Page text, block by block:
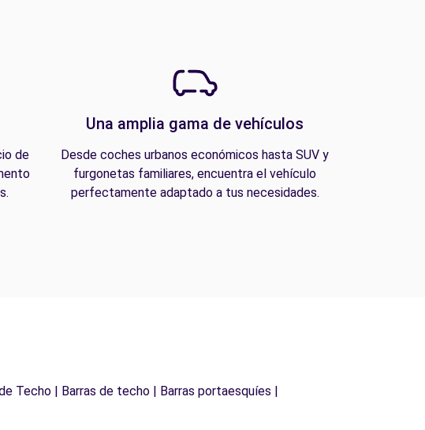
de
Una amplia gama de vehículos
Desde coches urbanos económicos hasta SUV y
furgonetas familiares, encuentra el vehículo
perfectamente adaptado a tus necesidades.
Techo | Barras de techo | Barras portaesquíes |